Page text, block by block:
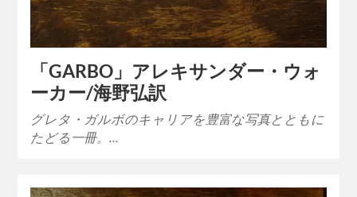
「GARBO」アレキサンダー・ウォ
ーカー/海野弘訳
グレタ・ガルボのキャリアを豊富な写真とともに
たどる一冊。…